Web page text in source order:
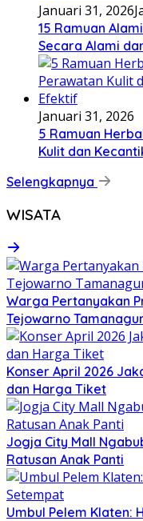
Januari 31, 2026
15 Ramuan
Secara Alami
Januari 31, 2026
5 Ramuan
Kulit dan
Selengkapnya
WISATA
Warga Pertanyakan
Tejowarno
Konser April 2026
dan Harga Tiket
Jogja City Mall
Ratusan Anak Panti
Umbul Pelem Klaten: